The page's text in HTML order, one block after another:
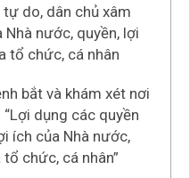
do, dân chủ xâm
nước, quyền, lợi
tổ chức, cá nhân
bắt và khám xét nơi
dụng các quyền
ích của Nhà nước,
chức, cá nhân”